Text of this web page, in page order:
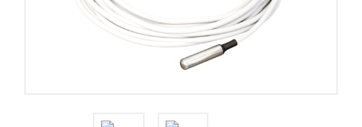
Nhà sản xuất thiết bị điều khiển
Cung cấp giải pháp quản lý cho toà nhà (BMS)